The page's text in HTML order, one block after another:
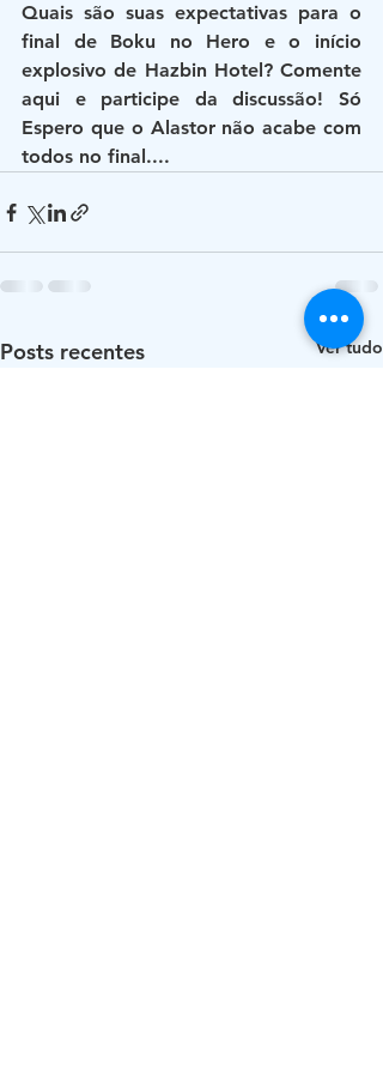
Quais são suas expectativas para o
final de Boku no Hero e o início
explosivo de Hazbin Hotel? Comente
aqui e participe da discussão! Só
Espero que o Alastor não acabe com
todos no final....
Posts recentes Ver tudo